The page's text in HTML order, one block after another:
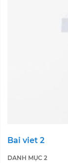
Bai viet 2
DANH MỤC 2